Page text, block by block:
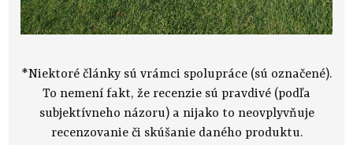
*Niektoré články sú vrámci spolupráce (sú označené).
To nemení fakt, že recenzie sú pravdivé (podľa
subjektívneho názoru) a nijako to neovplyvňuje
recenzovanie či skúšanie daného produktu.